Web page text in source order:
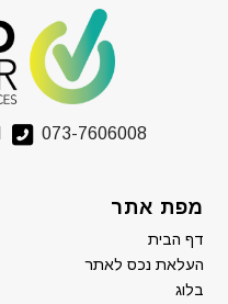
מפת אתר
דף הבית
העלאת נכס לאתר
בלוג
073-7606008